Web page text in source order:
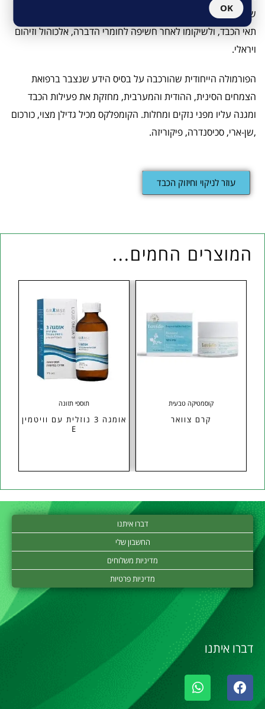
של הכבד ופילנטוס ופוספאטידיל-כולין, המסייע בשיקום ממברנות
תאי הכבד, ולשיקומו לאחר חשיפה לחומרי הדברה, אלכוהול וזיהום
ויראלי.
הפורמולה הייחודית שהורכבה על בסיס הידע שנצבר ברפואת
הצמחים הסינית, ההודית והמערבית, מחזקת את פעילות הכבד
ומגנה עליו מפני נזקים ומחלות. הקומפלקס מכיל גדילן מצוי, כורכום
,שן-ארי, סכיסנדרה, פיקוריזה.
עוזר לניקוי וחיזוק הכבד
המוצרים החמים...
קוסמטיקה טבעית
קרם צוואר
תוספי תזונה
אומגה 3 נוזלית עם וויטמין
E
דברו איתנו
החשבון שלי
מדיניות משלוחים
מדיניות פרטיות
דברו איתנו
OK